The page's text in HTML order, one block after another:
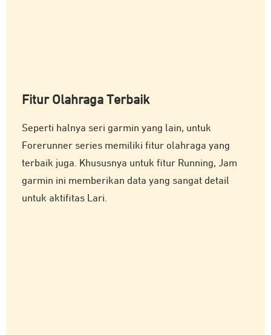
Fitur Olahraga Terbaik
Seperti halnya seri garmin yang lain, untuk
Forerunner series memiliki fitur olahraga yang
terbaik juga. Khususnya untuk fitur Running, Jam
garmin ini memberikan data yang sangat detail
untuk aktifitas Lari.